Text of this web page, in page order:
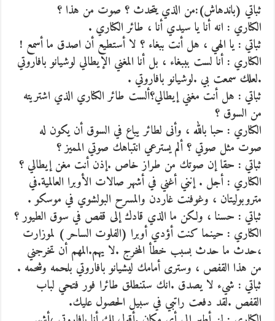
ثباتي (باندهاش):من الذي يتحدث ؟ صوت من هذا ؟
الكناري : انه أنا يا سيدي أنا ، طائر الكناري .
ثباتي : يا الهي ، هل أنت ببغاء ؟ لا أستطيع أن اصدق ما أسمع !
الكناري : أنا لست بببغاء ، بل أنا المغني الإيطالي لوشيانو بافاروتي
.لعلك سمعت بي .لوشيانو بافاروتي .
ثباتي : هل أنت مغني إيطالي؟ألست طائر الكناري الذي اشتريته
من السوق ؟
الكناري : حبا بالله ، وأنى لطائر يباع في السوق أن يكون له
صوت مثل صوتي ؟ ألم يسترعي انتباهك صوتي المميز ؟
ثباتي : حقا إن صوتك من طراز خاص .إذن أنت مغن إيطالي ؟
الكناري : أجل . إنني أغني في أشهر صالات الأوبرا العالمية.في
متروبوليتان ، وغوفنت غاردن والمسرح البولشوي في موسكو .
ثباتي : حسنا ، ولكن ما الذي قادك إلى قفص في سوق الطيور ؟
الكناري : حينما كنت أؤدي أوبرا (الفلوت الساحر ) لموزارت
،حدث ما حدث بسبب خطأ المخرج .لا يهم.المهم أن تخرجني
من هذا القفص ، وسترى أمامك ليشيانو بافاروتي بلحمه وشحمه .
ثباتي : شيء لا يصدق .انك ستنطلق طائرا فور فتحي لباب
القفص .لقد دفعت راتبي في سبيل الحصول عليك.